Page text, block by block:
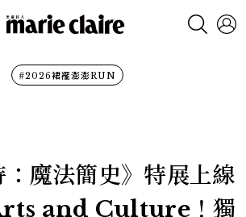
#2026裙襬澎澎RUN
：魔法簡史》特展上線
and Culture！獨